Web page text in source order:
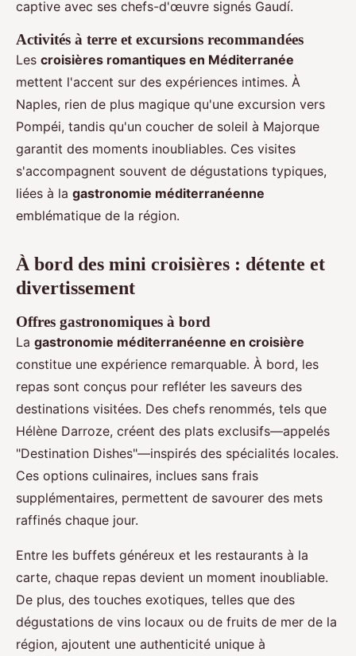
captive avec ses chefs-d'œuvre signés Gaudí.
Activités à terre et excursions recommandées
Les croisières romantiques en Méditerranée
mettent l'accent sur des expériences intimes. À
Naples, rien de plus magique qu'une excursion vers
Pompéi, tandis qu'un coucher de soleil à Majorque
garantit des moments inoubliables. Ces visites
s'accompagnent souvent de dégustations typiques,
liées à la gastronomie méditerranéenne
emblématique de la région.
À bord des mini croisières : détente et
divertissement
Offres gastronomiques à bord
La gastronomie méditerranéenne en croisière
constitue une expérience remarquable. À bord, les
repas sont conçus pour refléter les saveurs des
destinations visitées. Des chefs renommés, tels que
Hélène Darroze, créent des plats exclusifs—appelés
"Destination Dishes"—inspirés des spécialités locales.
Ces options culinaires, inclues sans frais
supplémentaires, permettent de savourer des mets
raffinés chaque jour.
Entre les buffets généreux et les restaurants à la
carte, chaque repas devient un moment inoubliable.
De plus, des touches exotiques, telles que des
dégustations de vins locaux ou de fruits de mer de la
région, ajoutent une authenticité unique à